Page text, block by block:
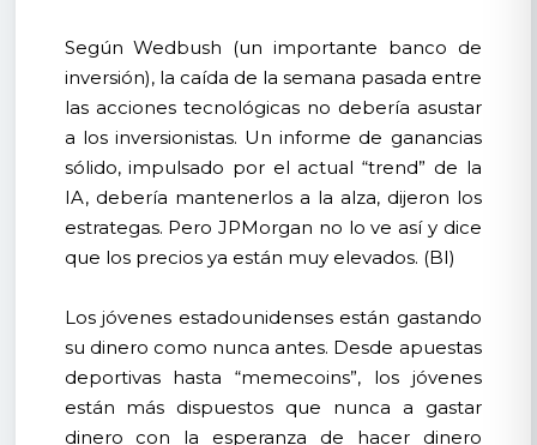
Según Wedbush (un importante banco de
inversión), la caída de la semana pasada entre
las acciones tecnológicas no debería asustar
a los inversionistas. Un informe de ganancias
sólido, impulsado por el actual “trend” de la
IA, debería mantenerlos a la alza, dijeron los
estrategas. Pero JPMorgan no lo ve así y dice
que los precios ya están muy elevados. (BI)
Los jóvenes estadounidenses están gastando
su dinero como nunca antes. Desde apuestas
deportivas hasta “memecoins”, los jóvenes
están más dispuestos que nunca a gastar
dinero con la esperanza de hacer dinero